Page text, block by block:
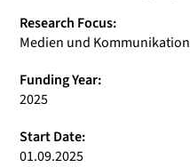
Research Focus:
Medien und Kommunikation
Funding Year:
2025
Start Date:
01.09.2025